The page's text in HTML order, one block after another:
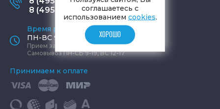
8 (495) 797-11-67
Время работы офиса
ПН-ВС 9:00 - 19:00
Прием заказов круглосуточно
Самовывоз ПН-СБ 9-19, ВС 12-17
Принимаем к оплате
соглашаетесь с
использованием cookies.
ХОРОШО